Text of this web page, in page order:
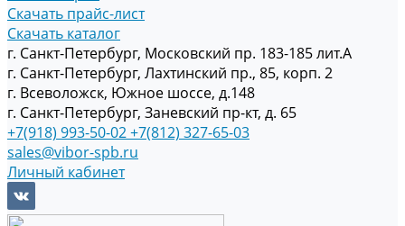
Скачать прайс-лист
Скачать каталог
г. Санкт-Петербург, Московский пр. 183-185 лит.А
г. Санкт-Петербург, Лахтинский пр., 85, корп. 2
г. Всеволожск, Южное шоссе, д.148
г. Санкт-Петербург, Заневский пр-кт, д. 65
+7(918) 993-50-02+7(812) 327-65-03
sales@vibor-spb.ru
Личный кабинет